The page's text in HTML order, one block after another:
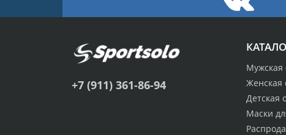
Мужская
Женская
Детская
Маски
+7 (911) 361-86-94